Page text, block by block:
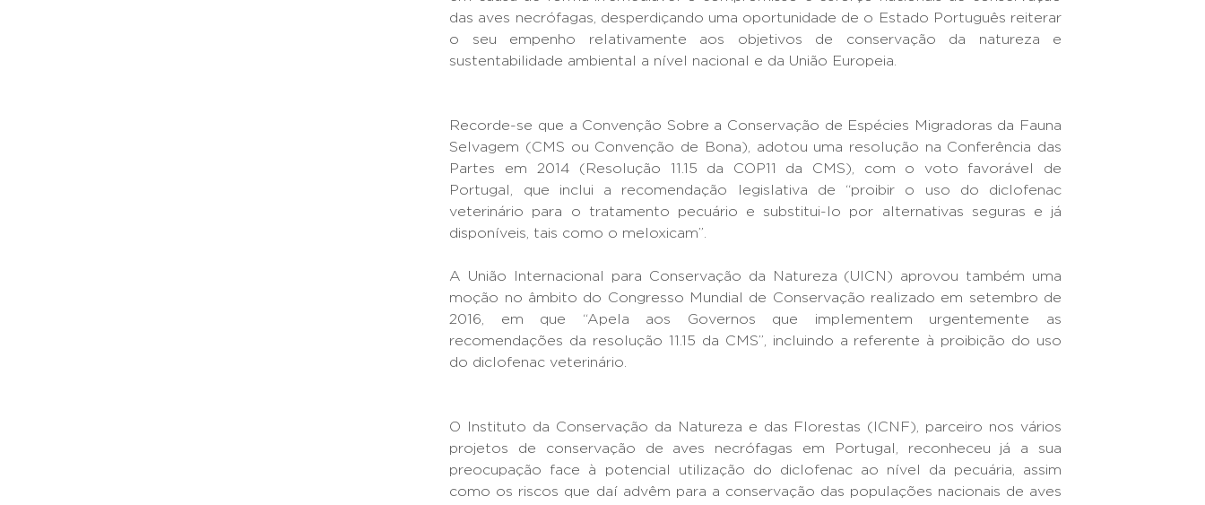
das aves necrófagas, desperdiçando uma oportunidade de o Estado Português reiterar
o seu empenho relativamente aos objetivos de conservação da natureza e
sustentabilidade ambiental a nível nacional e da União Europeia.
Recorde-se que a Convenção Sobre a Conservação de Espécies Migradoras da Fauna
Selvagem (CMS ou Convenção de Bona), adotou uma resolução na Conferência das
Partes em 2014 (Resolução 11.15 da COP11 da CMS), com o voto favorável de
Portugal, que inclui a recomendação legislativa de “proibir o uso do diclofenac
veterinário para o tratamento pecuário e substitui-lo por alternativas seguras e já
disponíveis, tais como o meloxicam”.
A União Internacional para Conservação da Natureza (UICN) aprovou também uma
moção no âmbito do Congresso Mundial de Conservação realizado em setembro de
2016, em que “Apela aos Governos que implementem urgentemente as
recomendações da resolução 11.15 da CMS”, incluindo a referente à proibição do uso
do diclofenac veterinário.
O Instituto da Conservação da Natureza e das Florestas (ICNF), parceiro nos vários
projetos de conservação de aves necrófagas em Portugal, reconheceu já a sua
preocupação face à potencial utilização do diclofenac ao nível da pecuária, assim
como os riscos que daí advêm para a conservação das populações nacionais de aves